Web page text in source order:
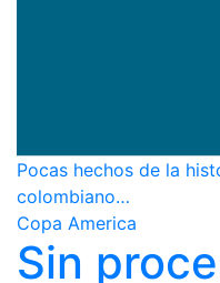
Pocas hechos de la
colombiano…
Copa America
Sin